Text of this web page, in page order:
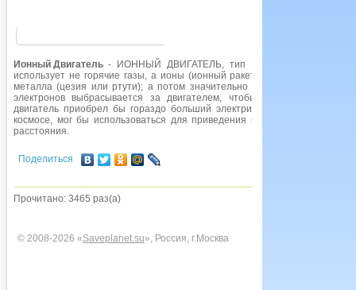
Ионный Двигатель - ИОННЫЙ ДВИГАТЕЛЬ, тип РАКЕТНОГО
использует не горячие газы, а ионы (ионный ракетный двигатель),
металла (цезия или ртути); а потом значительно ускоряются
электронов выбрасывается за двигателем, чтобы нейтрализовать
двигатель приобрел бы гораздо больший электрический заряд).
космосе, мог бы использоваться для приведения в движение
расстояния.
Поделиться
Прочитано: 3465 раз(а)
© 2008-2026 «Saveplanet.su», Россия, г.Москва